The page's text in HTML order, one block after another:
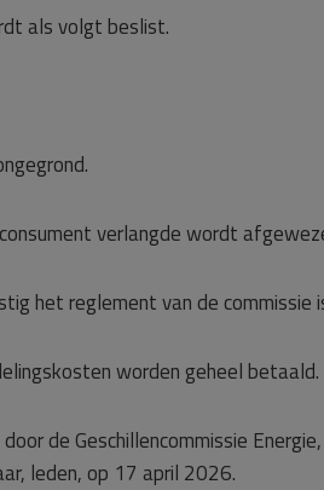
als volgt beslist.
verlangde wordt
het reglement van de commissie
worden geheel betaald.
de Geschillencommissie
leden, op 17 april 2026.